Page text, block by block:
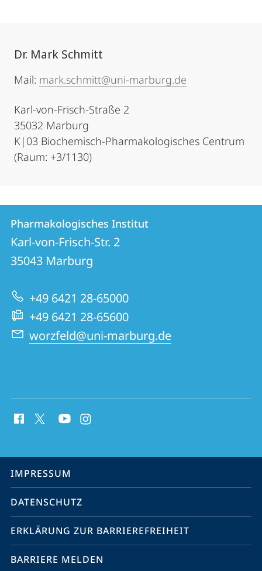
Dr. Mark Schmitt
Mail: mark.schmitt@uni-marburg.de
Karl-von-Frisch-Straße 2
35032 Marburg
K|03 Biochemisch-Pharmakologisches Centrum
(Raum: +3/1130)
Kontakt
und
Informationen
zur
Website
Kontaktinformationen
Pharmakologisches
Institut
Pharmakologisches Institut
Karl-von-Frisch-Str. 2
35043 Marburg
+49 6421 28-65000
+49 6421 28-65600
worzfeld@uni-marburg.de
Media
Service-
Navigation
IMPRESSUM
DATENSCHUTZ
ERKLÄRUNG ZUR BARRIEREFREIHEIT
BARRIERE MELDEN